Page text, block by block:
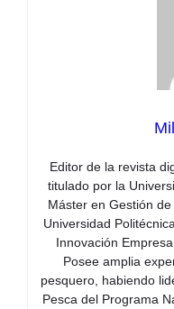
Editor de la revista
titulado por la
Máster en Gestión
Universidad
Innovación
Posee amplia
pesquero, habiendo
Pesca del Programa